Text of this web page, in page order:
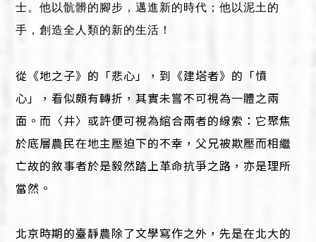
士。他以骯髒的腳步，邁進新的時代；他以泥土的
手，創造全人類的新的生活！
從《地之子》的「悲心」，到《建塔者》的「憤
心」，看似頗有轉折，其實未嘗不可視為一體之兩
面。而〈井〉或許便可視為綰合兩者的線索：它聚焦
於底層農民在地主壓迫下的不幸，父兄被欺壓而相繼
亡故的敘事者於是毅然踏上革命抗爭之路，亦是理所
當然。
北京時期的臺靜農除了文學寫作之外，先是在北大的